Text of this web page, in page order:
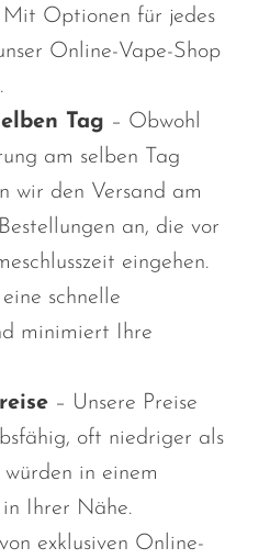
Mit Optionen für jedes
Online-Vape-Shop
Tag – Obwohl
am selben Tag
wir den Versand am
an, die vor
eingehen.
schnelle
minimiert Ihre
– Unsere Preise
oft niedriger als
in einem
Ihrer Nähe.
exklusiven Online-